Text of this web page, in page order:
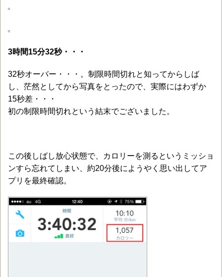
3時間15分32秒・・・
32秒オーバー・・・。制限時間切れと知ってからしば
し、茫然としてから写真をとったので、実際にはわずか
15秒差・・・
初の制限時間切れという結末でございました。
この後しばし放心状態で、カロリーを測るというミッショ
ンすら忘れてしまい、約20分後にようやく思い出してア
プリを最終確認。